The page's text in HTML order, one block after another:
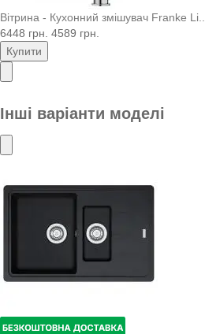
Вітрина - Кухонний змішувач Franke Li..
6448 грн. 4589 грн.
Купити
Інші варіанти моделі